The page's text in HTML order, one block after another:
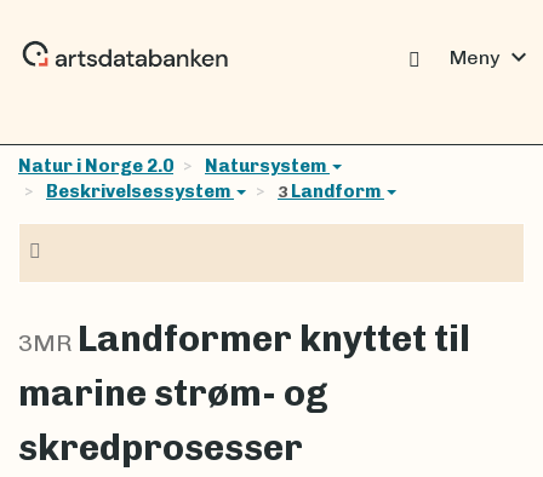
Meny expand_more
Natur i Norge 2.0
Natursystem
Beskrivelsessystem
3 Landform
3MR Landformer knyttet til
marine strøm- og
skredprosesser